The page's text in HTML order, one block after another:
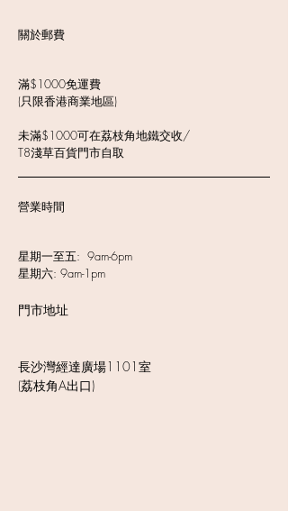
​關於郵費
滿$1000免運費
(只限香港商業地區)
未滿$1000可在荔枝角地鐵交收/
T8淺草百貨門市自取
營業時間
星期一至五: 9am-6pm
星期六: 9am-1pm
門市地址
長沙灣經達廣場1101室
(荔枝角A出口)